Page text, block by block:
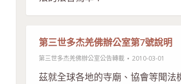
第三世多杰羌佛辦公室第7號說明
第三世多杰羌佛辦公室公告轉載 2010-03-01
茲就全球各地的寺廟、協會等聞法